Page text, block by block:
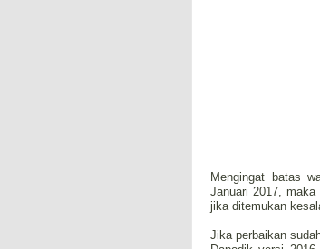
Mengingat batas
Januari 2017,
jika ditemukan
Jika perbaikan